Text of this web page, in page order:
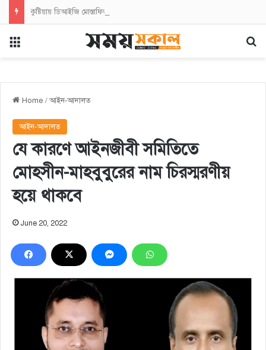
Home /আইন-আদালত
আইন-আদালত
যে কারণে আইনজীবী সমিতিতে
মোহসীন-মাহবুবুরের নাম চিরস্মরণীয়
হয়ে থাকবে
June 20, 2022